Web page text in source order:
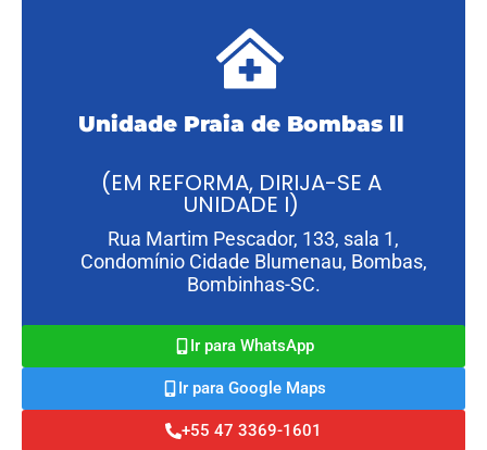
Unidade Praia de Bombas ll
(EM REFORMA, DIRIJA-SE A
UNIDADE I)
Rua Martim Pescador, 133, sala 1,
Condomínio Cidade Blumenau, Bombas,
Bombinhas-SC.
Ir para WhatsApp
Ir para Google Maps
+55 47 3369-1601